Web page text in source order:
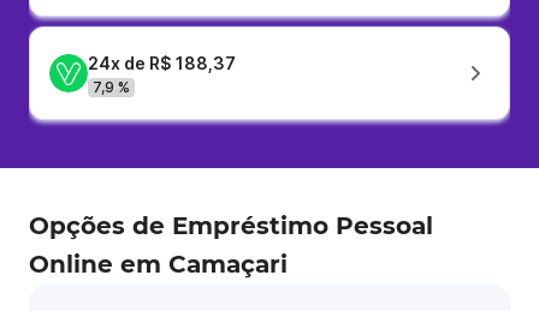
24x de R$ 188,37
7,9 %
Opções de Empréstimo Pessoal
Online em Camaçari